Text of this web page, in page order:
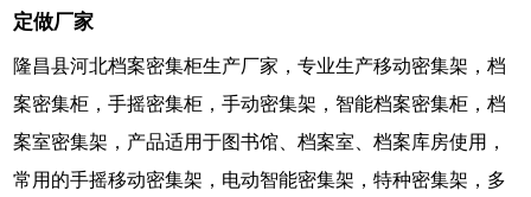
定做厂家
隆昌县河北档案密集柜生产厂家，专业生产移动密集架，档
案密集柜，手摇密集柜，手动密集架，智能档案密集柜，档
案室密集架，产品适用于图书馆、档案室、档案库房使用，
常用的手摇移动密集架，电动智能密集架，特种密集架，多